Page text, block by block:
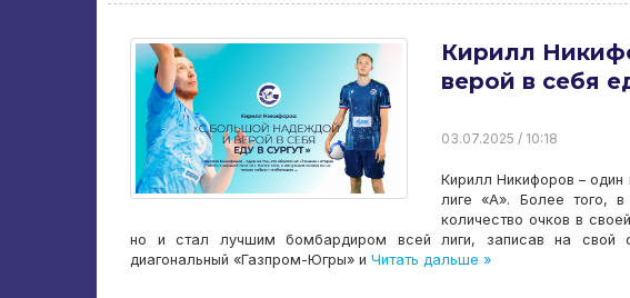
Кирилл
верой в себя
03.07.2025 / 10:18
Кирилл Никифоров –
лиге «А». Более того,
количество очков в
но и стал лучшим бомбардиром всей лиги, записав на свой
диагональный «Газпром-Югры» и Читать дальше »